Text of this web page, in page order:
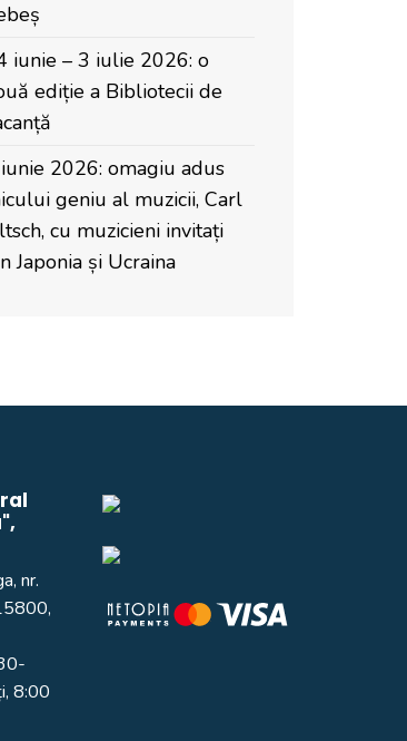
iunie – 3 iulie 2026: o
ediție a Bibliotecii de
2026: omagiu adus
geniu al muzicii, Carl
cu muzicieni invitați
Japonia și Ucraina
nr.
8:00